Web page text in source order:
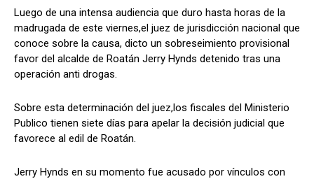
Comparta
Facebook X
Comparta
Facebook X
Luego de una intensa audiencia que duro hasta horas de la
madrugada de este viernes,el juez de jurisdicción nacional que
conoce sobre la causa, dicto un sobreseimiento provisional
favor del alcalde de Roatán Jerry Hynds detenido tras una
operación anti drogas.
Sobre esta determinación del juez,los fiscales del Ministerio
Publico tienen siete días para apelar la decisión judicial que
favorece al edil de Roatán.
Jerry Hynds en su momento fue acusado por vínculos con